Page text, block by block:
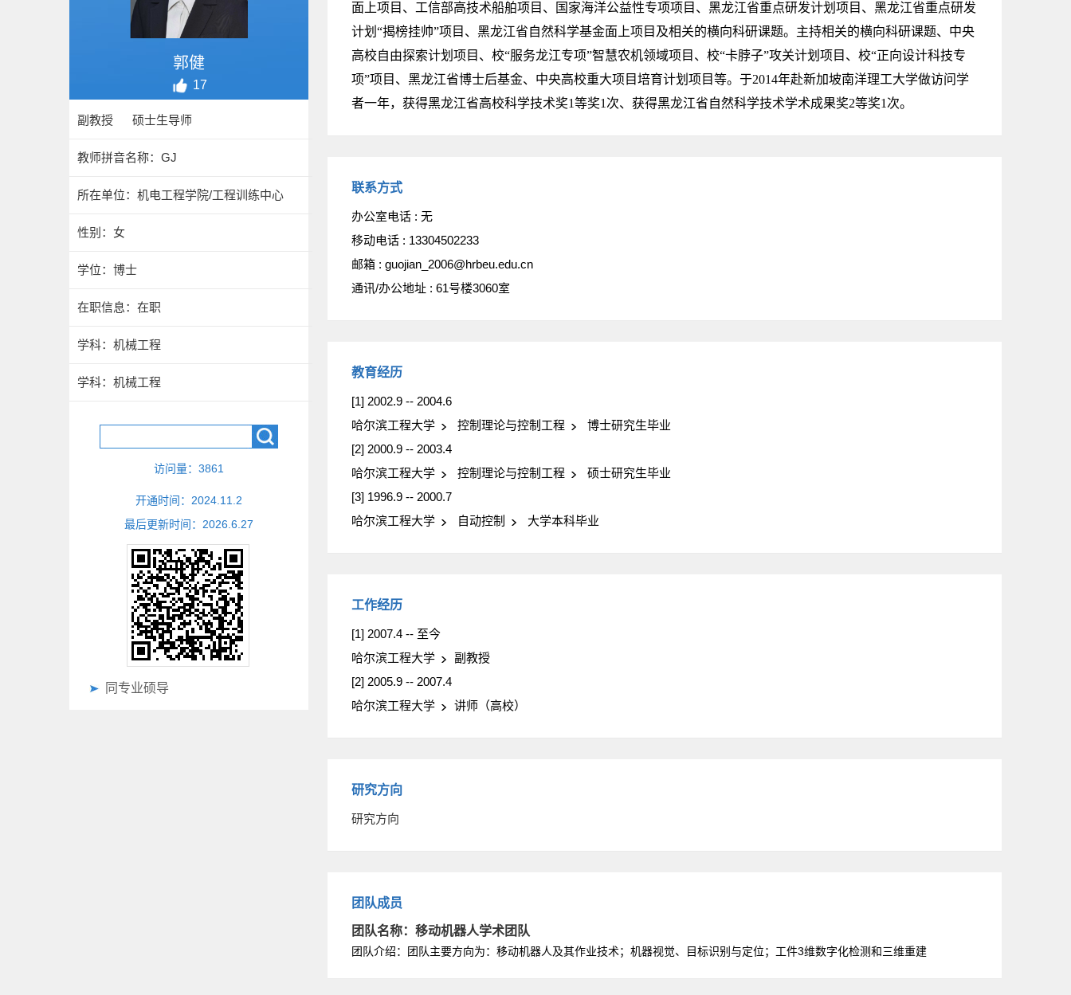
郭健
17
副教授 硕士生导师
教师拼音名称：GJ
所在单位：机电工程学院/工程训练中心
性别：女
学位：博士
在职信息：在职
学科：机械工程
学科：机械工程
访问量： 3861
开通时间： 2024 11 2
最后更新时间： 2026 6 27
同专业硕导
面上项目、工信部高技术船舶项目、国家海洋公益性专项项目、黑龙江省重点研发计划项目、黑龙江省重点研发
计划“揭榜挂帅”项目、黑龙江省自然科学基金面上项目及相关的横向科研课题。主持相关的横向科研课题、中央
高校自由探索计划项目、校“服务龙江专项”智慧农机领域项目、校“卡脖子”攻关计划项目、校“正向设计科技专
项”项目、黑龙江省博士后基金、中央高校重大项目培育计划项目等。于2014年赴新加坡南洋理工大学做访问学
者一年，获得黑龙江省高校科学技术奖1等奖1次、获得黑龙江省自然科学技术学术成果奖2等奖1次。
联系方式
办公室电话 : 无
移动电话 : 13304502233
邮箱 : guojian_2006@hrbeu.edu.cn
通讯/办公地址 : 61号楼3060室
教育经历
[1] 2002.9 -- 2004.6
哈尔滨工程大学
控制理论与控制工程
博士研究生毕业
[2] 2000.9 -- 2003.4
哈尔滨工程大学
控制理论与控制工程
硕士研究生毕业
[3] 1996.9 -- 2000.7
哈尔滨工程大学
自动控制 大学本科毕业
工作经历
[1] 2007.4 -- 至今
哈尔滨工程大学
副教授
[2] 2005.9 -- 2007.4
哈尔滨工程大学
讲师（高校）
研究方向
研究方向
团队成员
团队名称：移动机器人学术团队
团队介绍：团队主要方向为：移动机器人及其作业技术；机器视觉、目标识别与定位；工件3维数字化检测和三维重建